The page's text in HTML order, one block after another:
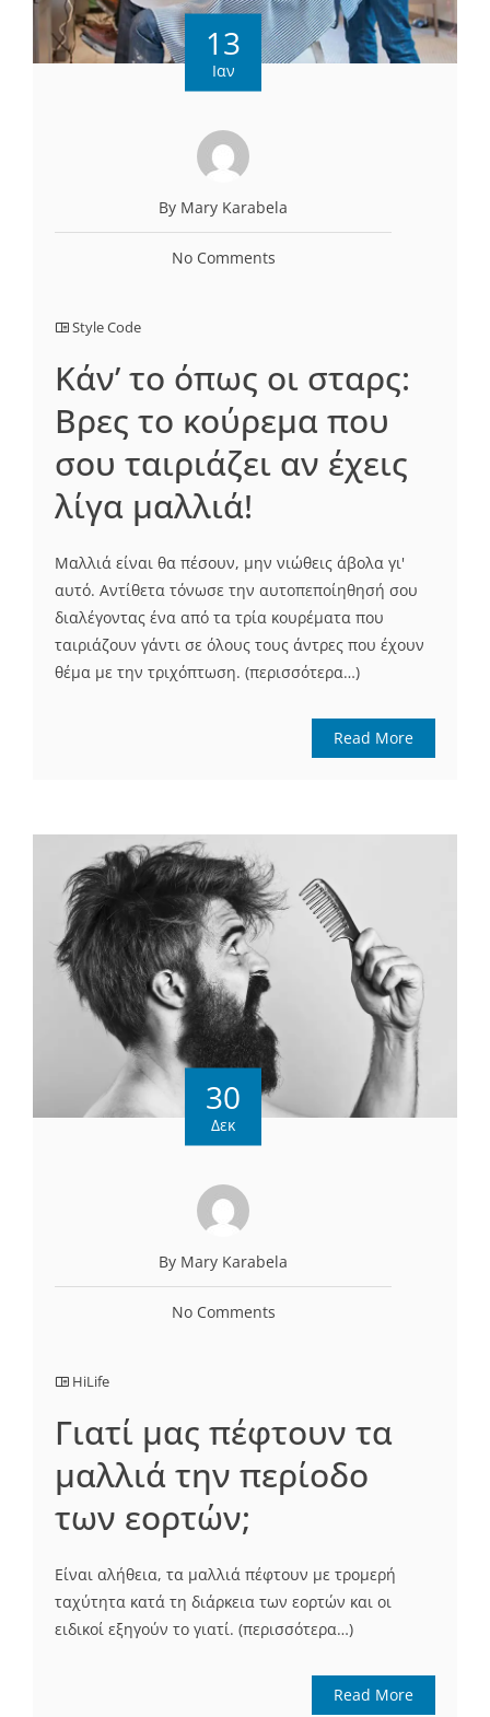
13
Ιαν
By Mary Karabela
No Comments
Style Code
Κάν’ το όπως οι σταρς:
Βρες το κούρεμα που
σου ταιριάζει αν έχεις
λίγα μαλλιά!
Μαλλιά είναι θα πέσουν, μην νιώθεις άβολα γι'
αυτό. Αντίθετα τόνωσε την αυτοπεποίηθησή σου
διαλέγοντας ένα από τα τρία κουρέματα που
ταιριάζουν γάντι σε όλους τους άντρες που έχουν
θέμα με την τριχόπτωση. (περισσότερα…)
Read More
30
Δεκ
By Mary Karabela
No Comments
HiLife
Γιατί μας πέφτουν τα
μαλλιά την περίοδο
των εορτών;
Είναι αλήθεια, τα μαλλιά πέφτουν με τρομερή
ταχύτητα κατά τη διάρκεια των εορτών και οι
ειδικοί εξηγούν το γιατί. (περισσότερα…)
Read More